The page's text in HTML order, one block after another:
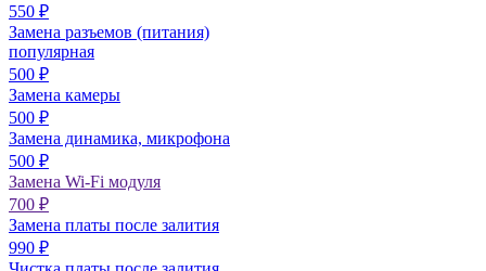
550 ₽
Замена разъемов (питания)
популярная
500 ₽
Замена камеры
500 ₽
Замена динамика, микрофона
500 ₽
Замена Wi-Fi модуля
700 ₽
Замена платы после залития
990 ₽